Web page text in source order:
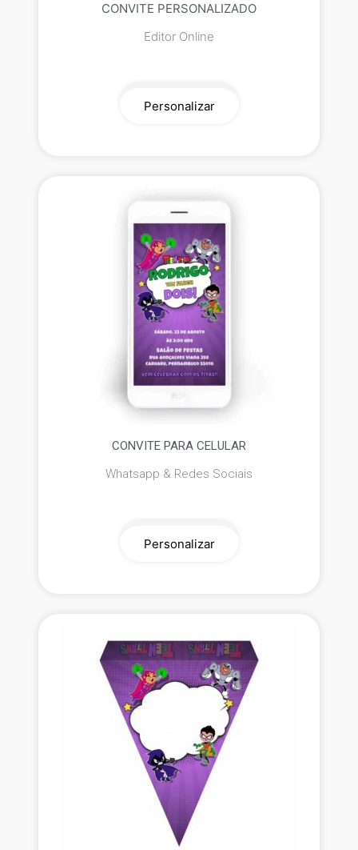
CONVITE PERSONALIZADO
Editor Online
Personalizar
CONVITE PARA CELULAR
Whatsapp & Redes Sociais
Personalizar